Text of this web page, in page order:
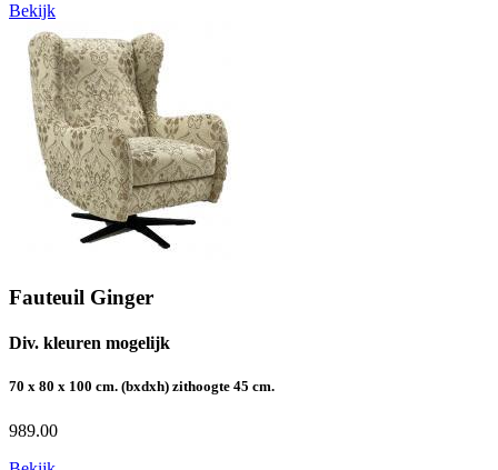
Bekijk
Fauteuil Ginger
Div. kleuren mogelijk
70 x 80 x 100 cm. (bxdxh) zithoogte 45 cm.
989.00